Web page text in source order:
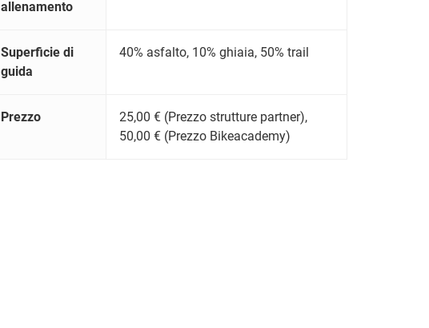
allenamento
Superficie di
guida
40% asfalto, 10% ghiaia, 50% trail
Prezzo
25,00 € (Prezzo strutture partner),
50,00 € (Prezzo Bikeacademy)